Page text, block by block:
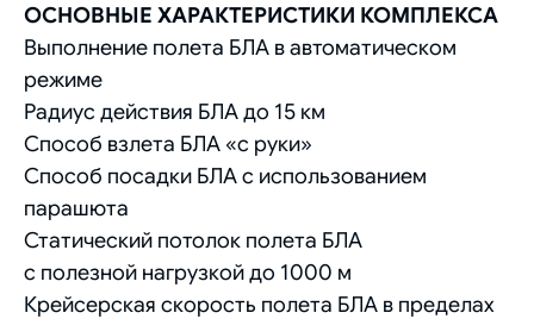
ОСНОВНЫЕ ХАРАКТЕРИСТИКИ КОМПЛЕКСА
Выполнение полета БЛА в автоматическом
режиме
Радиус действия БЛА до 15 км
Способ взлета БЛА «с руки»
Способ посадки БЛА с использованием
парашюта
Статический потолок полета БЛА
с полезной нагрузкой до 1000 м
Крейсерская скорость полета БЛА в пределах